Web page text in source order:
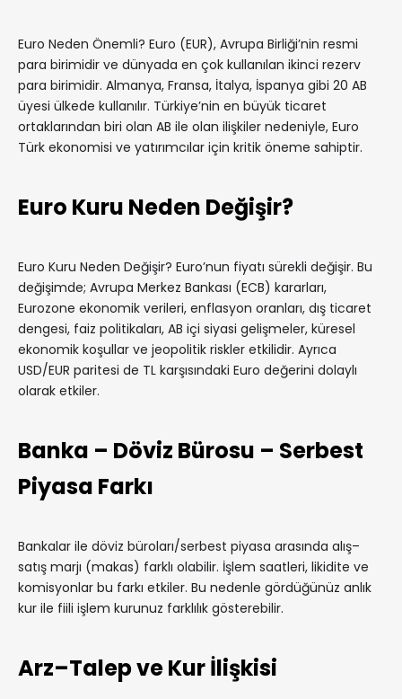
Euro Neden Önemli? Euro (EUR), Avrupa Birliği’nin resmi
para birimidir ve dünyada en çok kullanılan ikinci rezerv
para birimidir. Almanya, Fransa, İtalya, İspanya gibi 20 AB
üyesi ülkede kullanılır. Türkiye’nin en büyük ticaret
ortaklarından biri olan AB ile olan ilişkiler nedeniyle, Euro
Türk ekonomisi ve yatırımcılar için kritik öneme sahiptir.
Euro Kuru Neden Değişir?
Euro Kuru Neden Değişir? Euro’nun fiyatı sürekli değişir. Bu
değişimde; Avrupa Merkez Bankası (ECB) kararları,
Eurozone ekonomik verileri, enflasyon oranları, dış ticaret
dengesi, faiz politikaları, AB içi siyasi gelişmeler, küresel
ekonomik koşullar ve jeopolitik riskler etkilidir. Ayrıca
USD/EUR paritesi de TL karşısındaki Euro değerini dolaylı
olarak etkiler.
Banka – Döviz Bürosu – Serbest
Piyasa Farkı
Bankalar ile döviz büroları/serbest piyasa arasında alış–
satış marjı (makas) farklı olabilir. İşlem saatleri, likidite ve
komisyonlar bu farkı etkiler. Bu nedenle gördüğünüz anlık
kur ile fiili işlem kurunuz farklılık gösterebilir.
Arz–Talep ve Kur İlişkisi